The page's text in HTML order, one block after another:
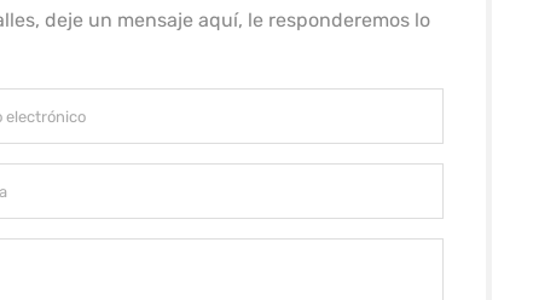
deje un mensaje aquí, le responderemos lo